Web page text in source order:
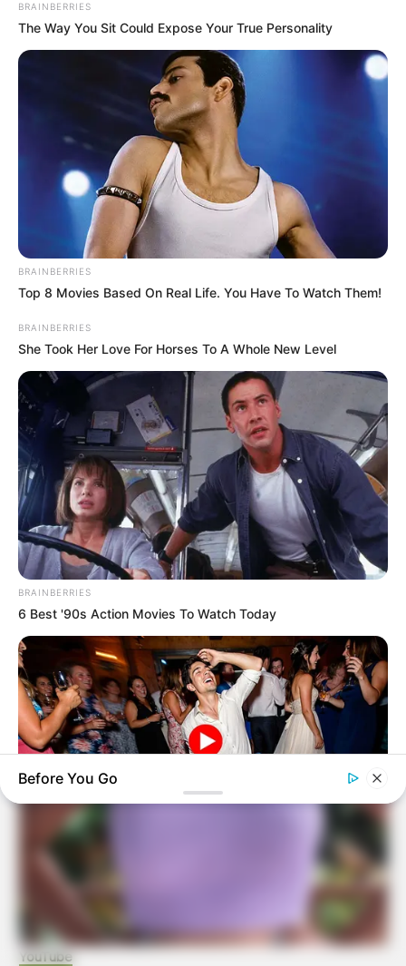
Brittany Alice Crochet
YouTube
BRAINBERRIES
The Way You Sit Could Expose Your True Personality
BRAINBERRIES
Top 8 Movies Based On Real Life. You Have To Watch Them!
BRAINBERRIES
She Took Her Love For Horses To A Whole New Level
BRAINBERRIES
6 Best '90s Action Movies To Watch Today
These Wedding Dance Moves Broke The Internet
The Insane True Stories Behind Cameron's Biggest Films
Before You Go